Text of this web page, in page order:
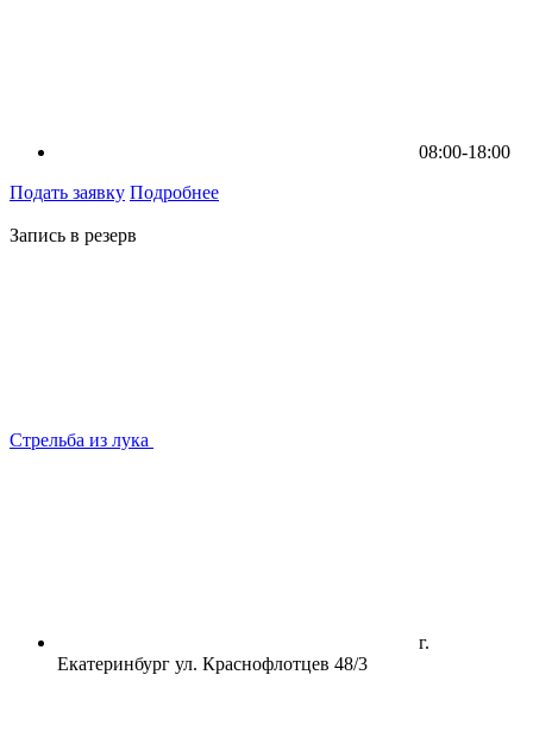
08:00-18:00
Подать заявку Подробнее
Запись в резерв
Стрельба из лука
г.
Екатеринбург ул. Краснофлотцев 48/3